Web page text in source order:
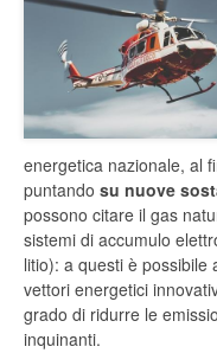
energetica nazionale, al
puntando su nuove
possono citare il gas
sistemi di accumulo
litio): a questi è
vettori energetici
grado di ridurre le
inquinanti.